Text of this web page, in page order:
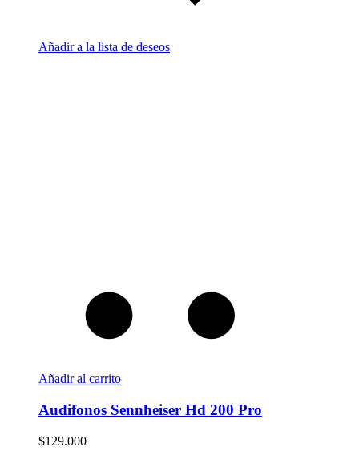
Añadir a la lista de deseos
Añadir al carrito
Audifonos Sennheiser Hd 200 Pro
$129.000